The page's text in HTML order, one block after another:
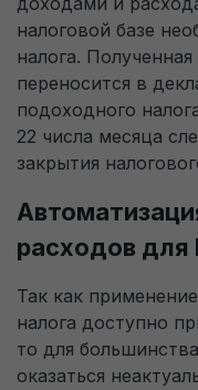
налоговой базе
налога.
переносится в
подоходного
22 числа месяца
закрытия
расходов
Так как
налога доступно
то для
оказаться